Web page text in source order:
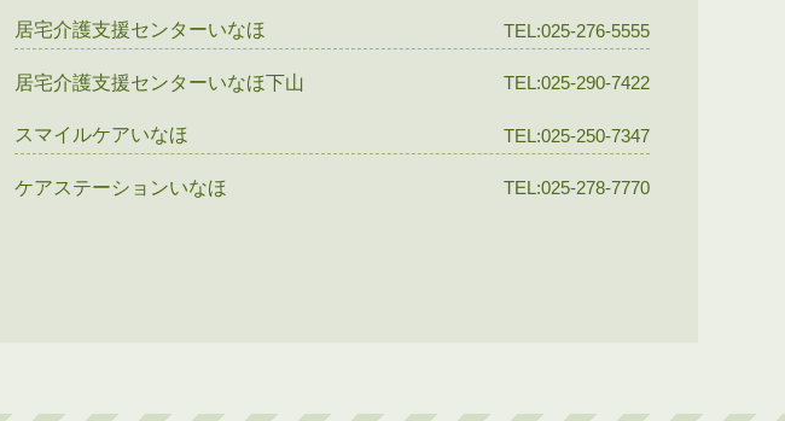
居宅介護支援センターいなほ TEL:025-276-5555
居宅介護支援センターいなほ下山 TEL:025-290-7422
スマイルケアいなほ TEL:025-250-7347
ケアステーションいなほ TEL:025-278-7770